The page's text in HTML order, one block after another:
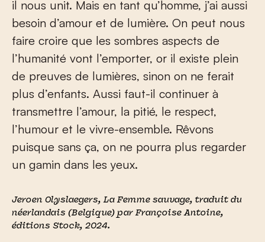
il nous unit. Mais en tant qu’homme, j’ai aussi
besoin d’amour et de lumière. On peut nous
faire croire que les sombres aspects de
l’humanité vont l’emporter, or il existe plein
de preuves de lumières, sinon on ne ferait
plus d’enfants. Aussi faut-il continuer à
transmettre l’amour, la pitié, le respect,
l’humour et le vivre-ensemble. Rêvons
puisque sans ça, on ne pourra plus regarder
un gamin dans les yeux.
Jeroen Olyslaegers,La Femme sauvage, traduit du
néerlandais (Belgique) par Françoise Antoine,
éditions Stock, 2024.